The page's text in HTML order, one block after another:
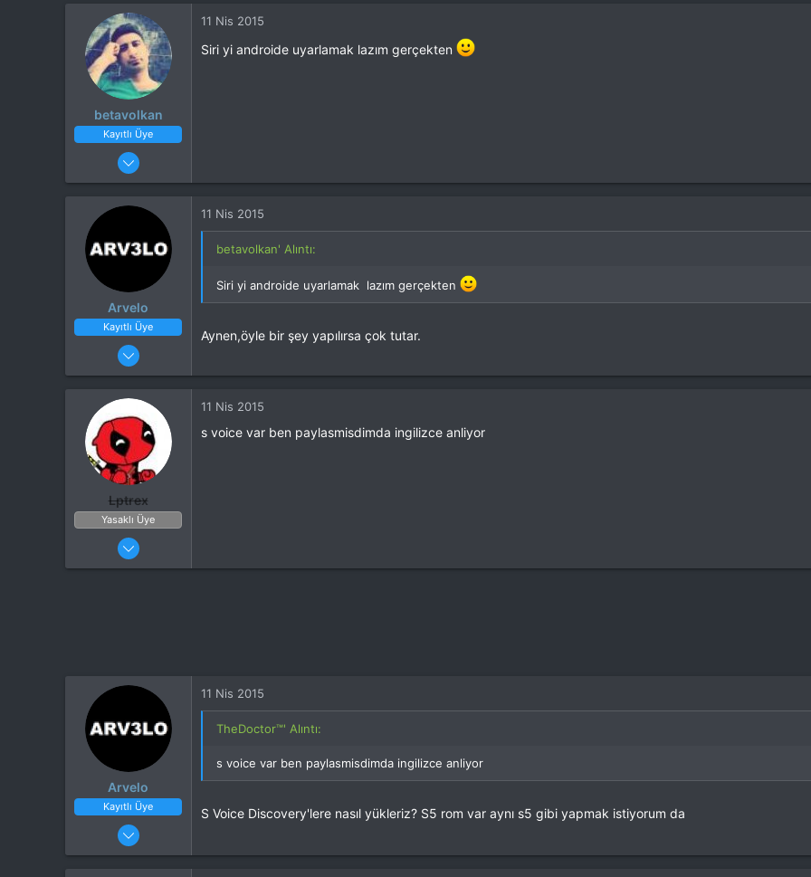
135
Cihaz
ROM
Stock Nougat
betavolkan
Kayıtlı Üye
31 Ocak 2015
0
11 Nis 2015
Siri yi androide uyarlamak lazım gerçekten
Arvelo
Kayıtlı Üye
6 Nis 2015
3
Cihaz
11 Nis 2015
betavolkan' Alıntı:
Siri yi androide uyarlamak lazım gerçekten
Aynen,öyle bir şey yapılırsa çok tutar.
Lptrex
Yasaklı Üye
26 Ocak 2015
11 Nis 2015
s voice var ben paylasmisdimda ingilizce anliyor
Arvelo
Kayıtlı Üye
6 Nis 2015
3
11 Nis 2015
TheDoctor™' Alıntı:
s voice var ben paylasmisdimda ingilizce anliyor
S Voice Discovery'lere nasıl yükleriz? S5 rom var aynı s5 gibi yapmak istiyorum da